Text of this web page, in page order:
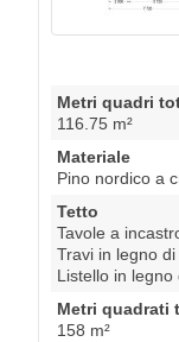
Metri quadri
116.75 m²
Materiale
Pino nordico a
Tetto
Tavole a
Travi in legno
Listello in
Metri quadrati
158 m²